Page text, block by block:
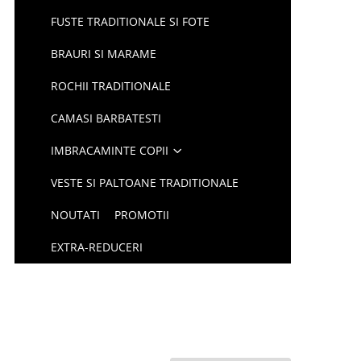
FUSTE TRADITIONALE SI FOTE
BRAURI SI MARAME
ROCHII TRADITIONALE
CAMASI BARBATESTI
IMBRACAMINTE COPII
VESTE SI PALTOANE TRADITIONALE
NOUTATI PROMOTII
EXTRA-REDUCERI